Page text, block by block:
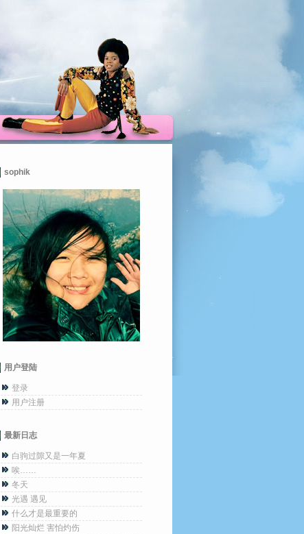
sophik
用户登陆
登录
用户注册
最新日志
白驹过隙又是一年夏
唉……
冬天
光遇 遇见
什么才是最重要的
阳光灿烂 害怕灼伤